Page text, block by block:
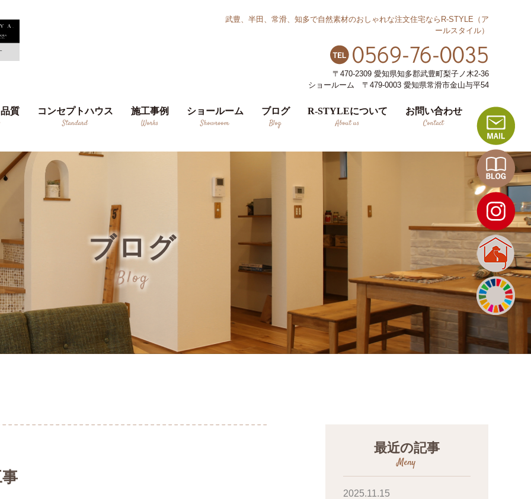
武豊、半田、常滑、知多で自然素材のおしゃれな注文住宅ならR-STYLE（ア
ールスタイル）
0569-76-0035
〒470-2309 愛知県知多郡武豊町梨子ノ木2-36
ショールーム 〒479-0003 愛知県常滑市金山与平54
質
コンセプトハウス
Standard
施工事例
Works
ショールーム
Showroom
ブログ
Blog
R-STYLEについて
About us
お問い合わせ
Contact
ブログ
Blog
最近の記事
Meny
2025.11.15